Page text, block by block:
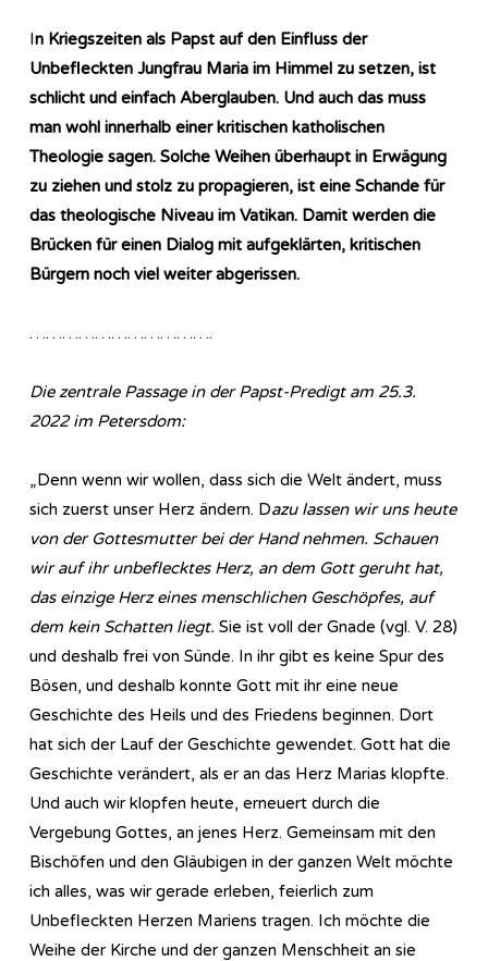
In Kriegszeiten als Papst auf den Einfluss der
Unbefleckten Jungfrau Maria im Himmel zu setzen, ist
schlicht und einfach Aberglauben. Und auch das muss
man wohl innerhalb einer kritischen katholischen
Theologie sagen. Solche Weihen überhaupt in Erwägung
zu ziehen und stolz zu propagieren, ist eine Schande für
das theologische Niveau im Vatikan. Damit werden die
Brücken für einen Dialog mit aufgeklärten, kritischen
Bürgern noch viel weiter abgerissen.
…………………………….
Die zentrale Passage in der Papst-Predigt am 25.3.
2022 im Petersdom:
„Denn wenn wir wollen, dass sich die Welt ändert, muss
sich zuerst unser Herz ändern. Dazu lassen wir uns heute
von der Gottesmutter bei der Hand nehmen. Schauen
wir auf ihr unbeflecktes Herz, an dem Gott geruht hat,
das einzige Herz eines menschlichen Geschöpfes, auf
dem kein Schatten liegt. Sie ist voll der Gnade (vgl. V. 28)
und deshalb frei von Sünde. In ihr gibt es keine Spur des
Bösen, und deshalb konnte Gott mit ihr eine neue
Geschichte des Heils und des Friedens beginnen. Dort
hat sich der Lauf der Geschichte gewendet. Gott hat die
Geschichte verändert, als er an das Herz Marias klopfte.
Und auch wir klopfen heute, erneuert durch die
Vergebung Gottes, an jenes Herz. Gemeinsam mit den
Bischöfen und den Gläubigen in der ganzen Welt möchte
ich alles, was wir gerade erleben, feierlich zum
Unbefleckten Herzen Mariens tragen. Ich möchte die
Weihe der Kirche und der ganzen Menschheit an sie